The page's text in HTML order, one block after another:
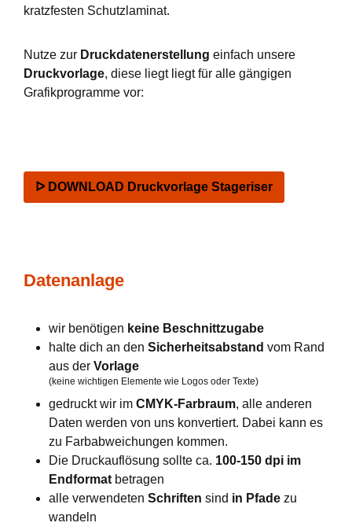
kratzfesten Schutzlaminat.
Nutze zur Druckdatenerstellung einfach unsere
Druckvorlage, diese liegt liegt für alle gängigen
Grafikprogramme vor:
ᐅ DOWNLOAD Druckvorlage Stageriser
Datenanlage
wir benötigen keine Beschnittzugabe
halte dich an den Sicherheitsabstand vom Rand
aus der Vorlage
(keine wichtigen Elemente wie Logos oder Texte)
gedruckt wir im CMYK-Farbraum, alle anderen
Daten werden von uns konvertiert. Dabei kann es
zu Farbabweichungen kommen.
Die Druckauflösung sollte ca. 100-150 dpi im
Endformat betragen
alle verwendeten Schriften sind in Pfade zu
wandeln